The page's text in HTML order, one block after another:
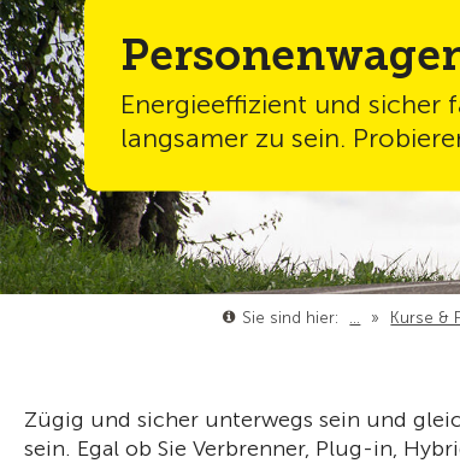
Energieeffizient und sicher
langsamer zu sein.
Sie sind hier: … » Kurse &
Zügig und sicher unterwegs sein und
sein. Egal ob Sie Verbrenner, Plug-in,